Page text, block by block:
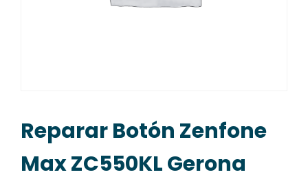
Reparar Botón Zenfone
Max ZC550KL Gerona